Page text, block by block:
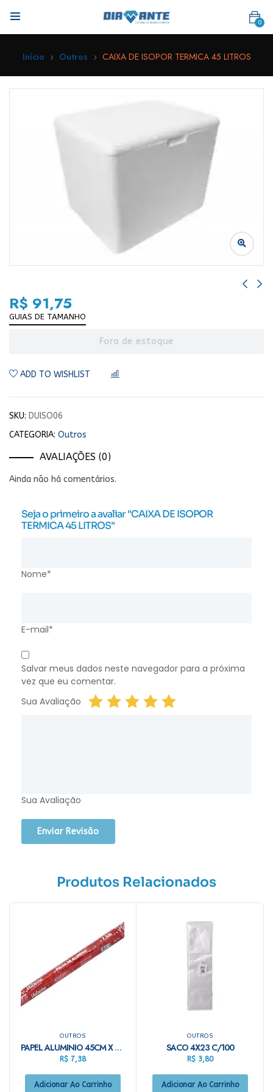
0
Início Outros CAIXA DE ISOPOR TERMICA 45 LITROS
R$ 91,75
GUIAS DE TAMANHO
Fora de estoque
ADD TO WISHLIST
SKU: DUISO06
CATEGORIA: Outros
AVALIAÇÕES (0)
Ainda não há comentários.
Seja o primeiro a avaliar "CAIXA DE ISOPOR
TERMICA 45 LITROS"
Nome*
E-mail*
Salvar meus dados neste navegador para a próxima
vez que eu comentar.
Sua Avaliação
Sua Avaliação
Produtos Relacionados
OUTROS
PAPEL ALUMINIO 45CM X 7,5 METROS VABENE
R$7,38
Adicionar Ao Carrinho
OUTROS
SACO 4X23 C/100
R$3,80
Adicionar Ao Carrinho